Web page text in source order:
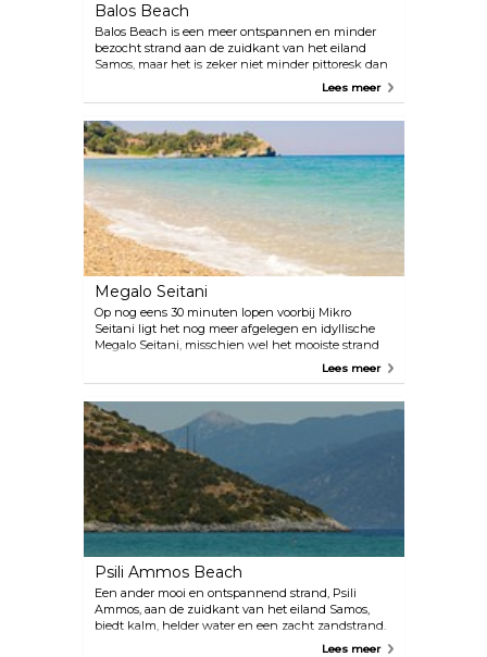
Balos Beach
Balos Beach is een meer ontspannen en minder
bezocht strand aan de zuidkant van het eiland
Samos, maar het is zeker niet minder pittoresk dan
sommige van de meer populaire stranden.Lees meer
Megalo Seitani
Op nog eens 30 minuten lopen voorbij Mikro
Seitani ligt het nog meer afgelegen en idyllische
Megalo Seitani, misschien wel het mooiste strand
van Samos. De witte kiezelstenen en het
azuurblauwe water worden omlijst door weelderige
Lees meer
Psili Ammos Beach
Een ander mooi en ontspannend strand, Psili
Ammos, aan de zuidkant van het eiland Samos,
biedt kalm, helder water en een zacht zandstrand.
Lees meer